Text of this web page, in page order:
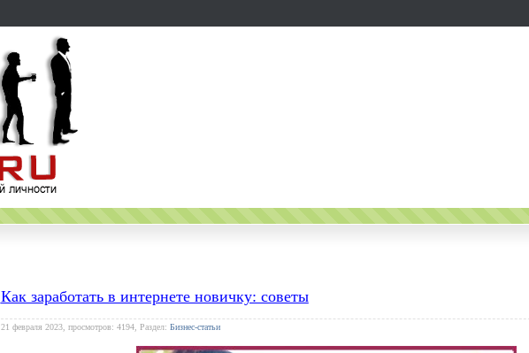
Как заработать в интернете новичку: советы
21 февраля 2023, просмотров: 4194, Раздел: Бизнес-статьи